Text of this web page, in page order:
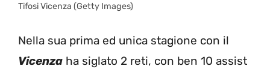
Tifosi Vicenza (Getty Images)
Nella sua prima ed unica stagione con il
Vicenza ha siglato 2 reti, con ben 10 assist